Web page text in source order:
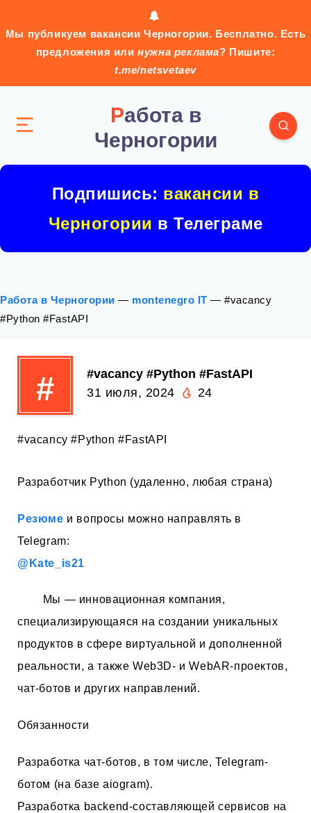
Мы публикуем вакансии Черногории. Бесплатно. Есть
предложения илинужна реклама? Пишите:
t.me/netsvetaev
Работа в
Черногории
Подпишись: вакансии в
Черногории в Телеграме
Работа в Черногории — montenegro IT — #vacancy
#Python #FastAPI
#
#vacancy #Python #FastAPI
31 июля, 2024
24
#vacancy #Python #FastAPI
Разработчик Python (удаленно, любая страна)
Резюме и вопросы можно направлять в
Telegram:
@Kate_is21
Мы — инновационная компания,
специализирующаяся на создании уникальных
продуктов в сфере виртуальной и дополненной
реальности, а также Web3D- и WebAR-проектов,
чат-ботов и других направлений.
Обязанности
Разработка чат-ботов, в том числе, Telegram-
ботом (на базе aiogram).
Разработка backend-составляющей сервисов на